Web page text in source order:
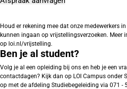
Houd er rekening mee dat onze medewerkers
kunnen ingaan op vrijstellingsverzoeken.
op loi.nl/vrijstelling.
Ben je al student?
Volg je al een opleiding bij ons en heb je een
contactdagen? Kijk dan op LOI Campus onder
op met de afdeling Studiebegeleiding via 071 -